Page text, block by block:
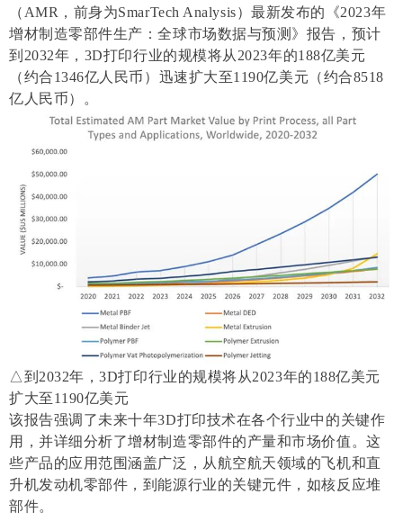
（AMR，前身为SmarTech Analysis）最新发布的《2023年
增材制造零部件生产：全球市场数据与预测》报告，预计
到2032年，3D打印行业的规模将从2023年的188亿美元
（约合1346亿人民币）迅速扩大至1190亿美元（约合8518
亿人民币）。
△到2032年，3D打印行业的规模将从2023年的188亿美元
扩大至1190亿美元
该报告强调了未来十年3D打印技术在各个行业中的关键作
用，并详细分析了增材制造零部件的产量和市场价值。这
些产品的应用范围涵盖广泛，从航空航天领域的飞机和直
升机发动机零部件，到能源行业的关键元件，如核反应堆
部件。